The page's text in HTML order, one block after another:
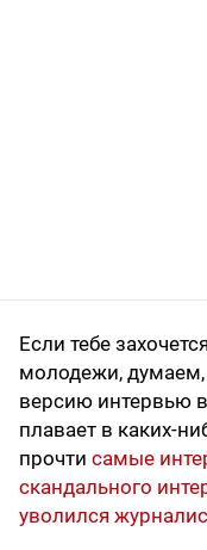
Если тебе
молодежи,
версию интервью
плавает в каких-
прочти самые
скандального
уволился